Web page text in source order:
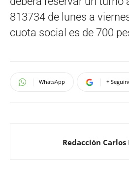
813734 de lunes a
cuota social es de 700
WhatsApp +
Redacción Carlos